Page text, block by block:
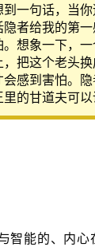
到一句话，当
隐者给我的第
。想象一下，
把这个老头
会感到害怕。
的甘道夫可以
智能的、内